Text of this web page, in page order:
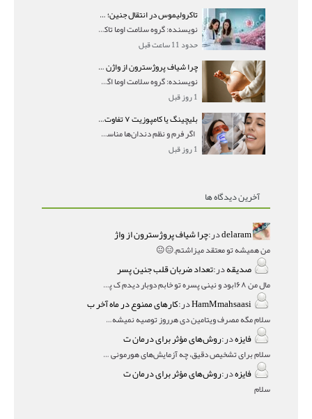
تاکرولیموس در انتقال جنین؛ آیا شانس لانه‌گزینی را افزایش می‌دهد؟
نویسنده: گروه سلامت اوما تاکرولیموس در انتقال جنین
حدود 11 ساعت قبل
چرا شیاف پروژسترون از واژن بیرون می‌ریزد؟ میزان جذب و زمان صحیح مصرف
نویسنده: گروه سلامت اوما اگر بعد از گذاشتن شیاف پر
1 روز قبل
بلیچینگ یا کامپوزیت ۷ تفاوت مهم برای انتخاب درست
اگر فرم و نظم دندان‌ها مناسب است و مشکل
1 روز قبل
آخرین دیدگاه ها
delaramدر:چرا شیاف پروژسترون از واژ
من همیشه تو معتقد میزاشتم,,😑😐
صدیقهدر:تعداد ضربان قلب جنین پسر
مال من ۱۶۸بود و نینی پسره تو خابم دوبار دیدم ک پسره
HamMmahsaasiدر:کارهای ممنوع در ماه آخر ب
سلام مگه مصرف ویتامین دی هرروز توصیه نمیشه؟درمقاله میگه
فایزهدر:روش‌های مؤثر برای درمان ت
سلام برای تشخیص دقیق، چه آزمایش‌های هورمونی و چه سونوگر
فایزهدر:روش‌های مؤثر برای درمان ت
سلام